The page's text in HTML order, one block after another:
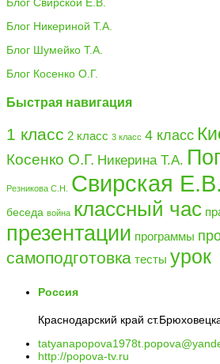
Блог Никериной Т.А.
Блог Шумейко Т.А.
Блог Косенко О.Г.
Быстрая навигация
1 класс 2 класс 3 класс 4 класс
Косенко О.Г. Никерина Т.А.
Резникова С.Н. Свирская Е.В.
беседа война классный час
презентации программы
самоподготовка тесты урок
Россия
Краснодарский край
http://popova-tv.ru